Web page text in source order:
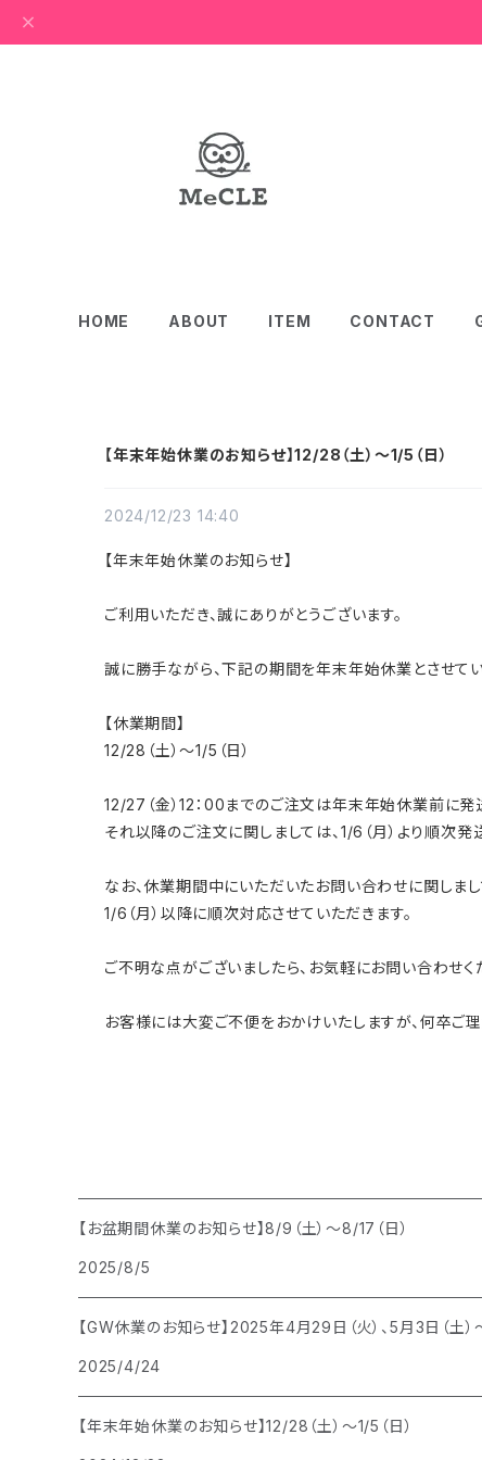
HOME ABOUT ITEM CONTACT
【年末年始休業のお知らせ】12/28（土）〜1/5（日）
2024/12/23 14:40
【年末年始休業のお知らせ】
ご利用いただき、誠にありがとうございます。
誠に勝手ながら、下記の期間を年末年始休業とさせてい
【休業期間】
12/28（土）〜1/5（日）
12/27（金）12：00までのご注文は年末年始休業前に発
それ以降のご注文に関しましては、1/6（月）より順次発
なお、休業期間中にいただいたお問い合わせに関しまし
1/6（月）以降に順次対応させていただきます。
ご不明な点がございましたら、お気軽にお問い合わせく
お客様には大変ご不便をおかけいたしますが、何卒ご
【お盆期間休業のお知らせ】8/9（土）〜8/17（日）
2025/8/5
【GW休業のお知らせ】2025年4月29日（火）、5月3日（土）
2025/4/24
【年末年始休業のお知らせ】12/28（土）〜1/5（日）